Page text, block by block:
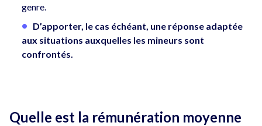
genre.
D’apporter, le cas échéant, une réponse adaptée
aux situations auxquelles les mineurs sont
confrontés.
Quelle est la rémunération moyenne